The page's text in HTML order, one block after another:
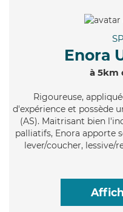
Enora
à 5km
Rigoureuse,
d'expérience et possède
(AS). Maitrisant bien
palliatifs, Enora apporte
lever/coucher, lessive/